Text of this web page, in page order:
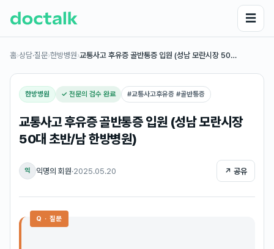
☰
홈›상담·질문›한방병원›교통사고 후유증 골반통증 입원 (성남 모란시장 50…
한방병원 ✓ 전문의 검수 완료 #교통사고후유증 #골반통증
교통사고 후유증 골반통증 입원 (성남 모란시장
50대 초반/남 한방병원)
익 익명의 회원·2025.05.20 ↗ 공유
Q · 질문